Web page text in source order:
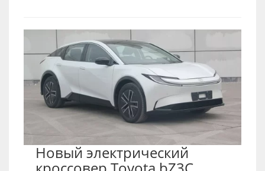
Новый электрический